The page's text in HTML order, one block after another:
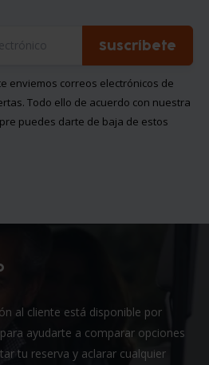
Suscríbete
enviemos correos electrónicos de
Todo ello de acuerdo con nuestra
puedes darte de baja de estos
al cliente está disponible por
ayudarte a comparar opciones
tu reserva y aclarar cualquier